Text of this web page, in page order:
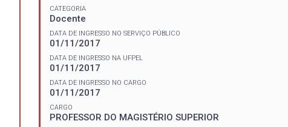
CATEGORIA
Docente
DATA DE INGRESSO NO SERVIÇO PÚBLICO
01/11/2017
DATA DE INGRESSO NA UFPEL
01/11/2017
DATA DE INGRESSO NO CARGO
01/11/2017
CARGO
PROFESSOR DO MAGISTÉRIO SUPERIOR